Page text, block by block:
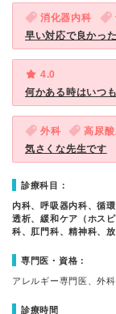
消化器内科
早い対応で良かった
4.0
何かある時はいつも
外科 高尿
気さくな先生です
診療科目：
内科、呼吸器内科、循
透析、緩和ケア（ホス
科、肛門科、精神科、
専門医・資格：
アレルギー専門医、外
診療時間